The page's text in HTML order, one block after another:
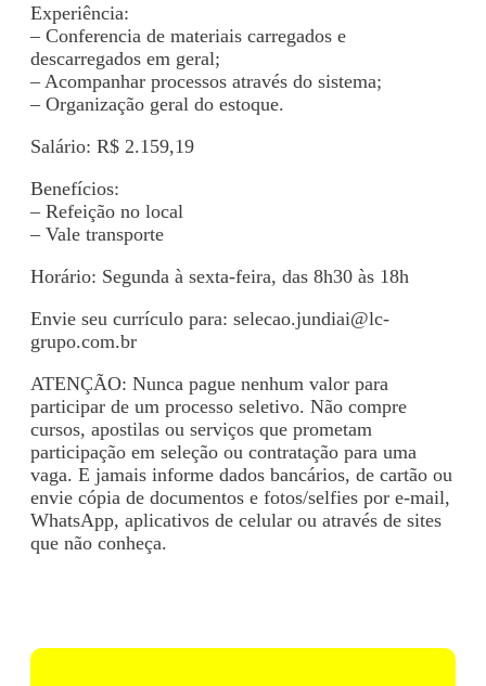
Experiência:
– Conferencia de materiais carregados e
descarregados em geral;
– Acompanhar processos através do sistema;
– Organização geral do estoque.
Salário: R$ 2.159,19
Benefícios:
– Refeição no local
– Vale transporte
Horário: Segunda à sexta-feira, das 8h30 às 18h
Envie seu currículo para: selecao.jundiai@lc-
grupo.com.br
ATENÇÃO: Nunca pague nenhum valor para
participar de um processo seletivo. Não compre
cursos, apostilas ou serviços que prometam
participação em seleção ou contratação para uma
vaga. E jamais informe dados bancários, de cartão ou
envie cópia de documentos e fotos/selfies por e-mail,
WhatsApp, aplicativos de celular ou através de sites
que não conheça.